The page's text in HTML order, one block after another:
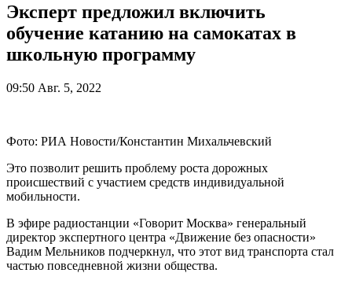
Эксперт предложил включить
обучение катанию на самокатах в
школьную программу
09:50 Авг. 5, 2022
Фото: РИА Новости/Константин Михальчевский
Это позволит решить проблему роста дорожных
происшествий с участием средств индивидуальной
мобильности.
В эфире радиостанции «Говорит Москва» генеральный
директор экспертного центра «Движение без опасности»
Вадим Мельников подчеркнул, что этот вид транспорта стал
частью повседневной жизни общества.